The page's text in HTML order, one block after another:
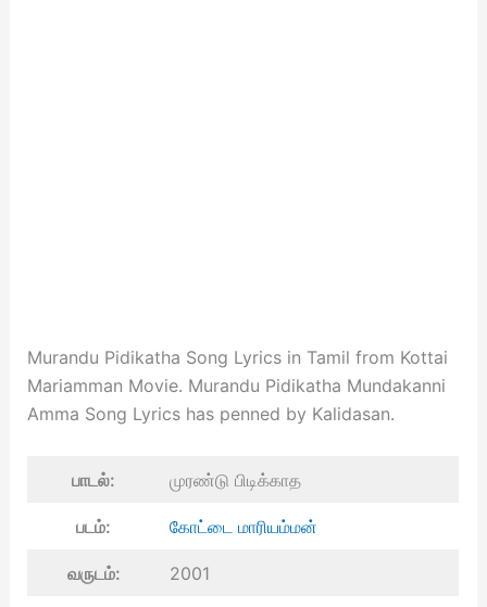
Murandu Pidikatha Song Lyrics in Tamil from Kottai
Mariamman Movie. Murandu Pidikatha Mundakanni
Amma Song Lyrics has penned by Kalidasan.
பாடல்: முரண்டு பிடிக்காத
படம்: கோட்டை மாரியம்மன்
வருடம்: 2001